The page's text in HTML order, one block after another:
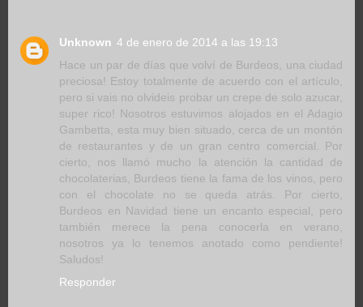
Unknown 4 de enero de 2014 a las 19:13
Hace un par de días que volví de Burdeos, una ciudad
preciosa! Estoy totalmente de acuerdo con el artículo,
pero si vais no olvideis probar un crepe de solo azucar,
super rico! Nosotros estuvimos alojados en el Adagio
Gambetta, esta muy bien situado, cerca de un montón
de restaurantes y de un gran centro comercial. Por
cierto, nos llamó mucho la atención la cantidad de
chocolaterias, Burdeos tiene la fama de los vinos, pero
con el chocolate no se queda atrás. Por cierto,
Burdeos en Navidad tiene un encanto especial, pero
también merece la pena conocerla en verano,
nosotros ya lo tenemos anotado como pendiente!
Saludos!
Responder